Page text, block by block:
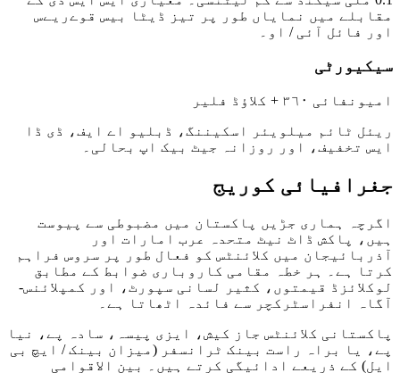
مقابلے میں نمایاں طور پر تیز ڈیٹا بیس قوےریےس
اور فائل آئی / او۔
سیکیورٹی
امیونفائی ٣٦٠ + کلاؤڈ فلیر
ریئل ٹائم میلویئر اسکیننگ، ڈبلیو اے ایف، ڈی ڈا
ایس تخفیف، اور روزانہ جیٹ بیک اپ بحالی۔
جغرافیائی کوریج
اگرچہ ہماری جڑیں پاکستان میں مضبوطی سے پیوست
ہیں، پاکش ڈاٹ نیٹ متحدہ عرب امارات اور
آذربائیجان میں کلائنٹس کو فعال طور پر سروس فراہم
کرتا ہے۔ ہر خطہ مقامی کاروباری ضوابط کے مطابق
لوکلائزڈ قیمتوں، کثیر لسانی سپورٹ، اور کمپلائنس-
آگاہ انفراسٹرکچر سے فائدہ اٹھاتا ہے۔
پاکستانی کلائنٹس جاز کیش، ایزی پیسہ، سادہ پے، نیا
پے، یا براہ راست بینک ٹرانسفر (میزان بینک / ایچ بی
ایل) کے ذریعے ادائیگی کرتے ہیں۔ بین الاقوامی